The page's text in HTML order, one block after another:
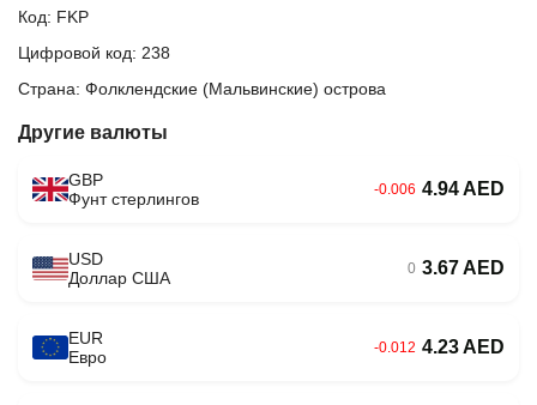
Код: FKP
Цифровой код: 238
Страна: Фолклендские (Мальвинские) острова
Другие валюты
GBP
Фунт стерлингов
-0.006 4.94 AED
USD
Доллар США
0 3.67 AED
EUR
Евро
-0.012 4.23 AED